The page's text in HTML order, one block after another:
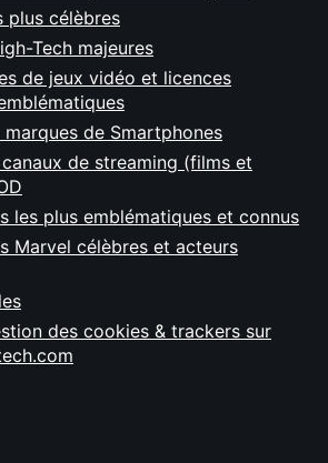
plus célèbres
Tech majeures
de jeux vidéo et licences
de Smartphones
de streaming (films et
les plus emblématiques et connus
Marvel célèbres et acteurs
des cookies & trackers sur